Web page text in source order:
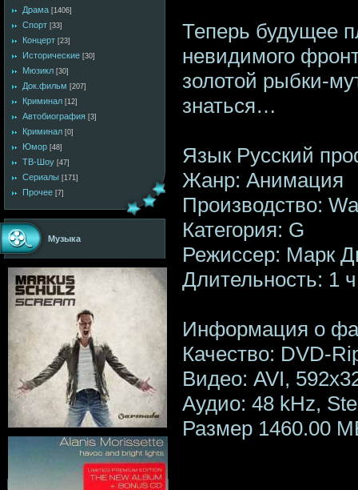
Драма [1406]
Спорт [33]
Концерт [23]
Исторические [30]
Мюзикл [30]
Док.фильм [207]
Криминал [12]
Автобиография [3]
Криминал [0]
Юмор [48]
ТВ-Шоу [47]
Сериалы [171]
Прочее [7]
Музыка
Теперь будущее
невидимого
золотой рыбки-
знаться…
Язык Русский
Жанр: Анимация
Производство:
Категория: G
Режиссер: Марк
Длительность: 1
Информация о
Качество: DVD-
Видео: AVI,
Аудио: 48 kHz,
Размер 1460.00